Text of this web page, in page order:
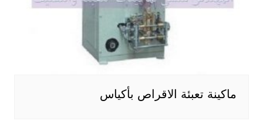
ماكينة تعبئة الاقراص بأكياس